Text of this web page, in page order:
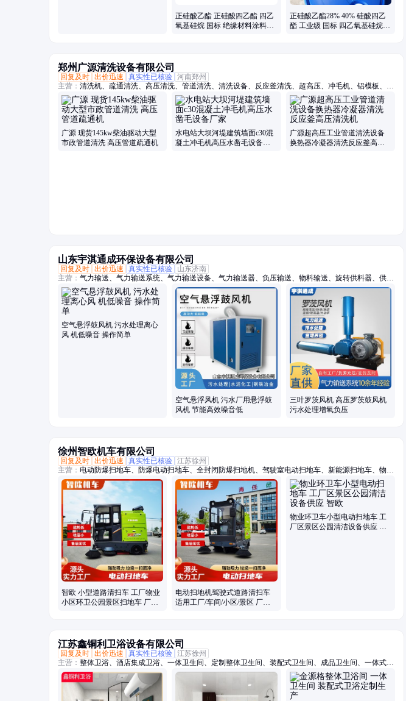
正硅酸乙酯 正硅酸四乙酯 四乙
氧基硅烷 国标 绝缘材料涂料处
正硅酸乙酯28% 40% 硅酸四乙
酯 工业级 国标 四乙氧基硅烷
郑州广源清洗设备有限公司
回复及时 出价迅速 真实性已核验 河南郑州
主营： 清洗机、疏通清洗、高压清洗、管道清洗、清洗设备、反应釜清洗、超高压、冲毛机、铝模板、拉
毛机、混凝土、换热器、高压水、柴油驱动、锅炉管道、电机驱动、船体除锈、管道疏通、除锈除漆、钢
坯除磷、电驱动高压、水除磷系统、水喷砂除锈、冷凝器管道、下水道疏通
广源 现货145kw柴油驱动大型
市政管道清洗 高压管道疏通机
水电站大坝河堤建筑墙面c30混
凝土冲毛机高压水凿毛设备厂
广源超高压工业管道清洗设备
换热器冷凝器清洗反应釜高压
山东宇淇通成环保设备有限公司
回复及时 出价迅速 真实性已核验
山东济南
主营： 气力输送、气力输送系统、气力输送设备、气力输送器、负压输送、物料输送、旋转供料器、供料
阀、AV泵、仓泵、罗茨风机、罗次鼓风机、空气悬浮鼓风机、磁悬浮鼓风机、空浮风机、三叶罗茨鼓风
机、曝气风机、气力输送风机、粉煤灰输送设备、粉体输送系统、粉料输送泵、空气悬浮增氧机、污水处
理风机、水产养殖增氧机、脱硫脱硝设备
空气悬浮鼓风机 污水处理离心
风 机低噪音 操作简单
空气悬浮风机 污水厂用悬浮鼓
风机 节能高效噪音低
三叶罗茨风机 高压罗茨鼓风机
污水处理增氧负压
徐州智欧机车有限公司
回复及时 出价迅速 真实性已核验 江苏徐州
主营： 电动防爆扫地车、防爆电动扫地车、全封闭防爆扫地机、驾驶室电动扫地车、新能源扫地车、物业
手把扫地车、小型道路扫地车、物业道路清扫车、驾驶式电动扫地车、小型扫地车、公园扫地车、工厂扫
地车、道路清扫车、景区扫地车、环卫清扫车、小区扫地车、防爆洗地机、工厂手把扫地、全封闭电动扫
地机
智欧 小型道路清扫车 工厂物业
小区环卫公园景区扫地车 厂家
电动扫地机驾驶式道路清扫车
适用工厂/车间/小区/景区 厂家
物业环卫车小型电动扫地车 工
厂区景区公园清洁设备供应 智
江苏鑫铜利卫浴设备有限公司
回复及时 出价迅速 真实性已核验 江苏徐州
主营： 整体卫浴、酒店集成卫浴、一体卫生间、定制整体卫生间、装配式卫生间、成品卫生间、一体式浴
室、集成淋浴间、整体淋浴房、一体式卫生间、酒店整体卫生间、公寓整体卫生间、宾馆整体卫生间、淋
浴房、装配式整体卫生间